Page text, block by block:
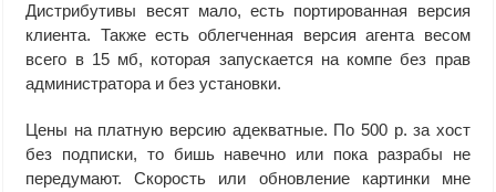
Дистрибутивы весят мало, есть портированная версия
клиента. Также есть облегченная версия агента весом
всего в 15 мб, которая запускается на компе без прав
администратора и без установки.
Цены на платную версию адекватные. По 500 р. за хост
без подписки, то бишь навечно или пока разрабы не
передумают. Скорость или обновление картинки мне